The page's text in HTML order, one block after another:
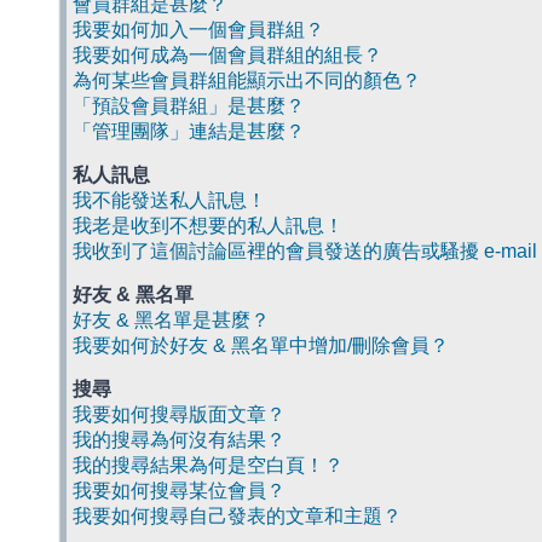
會員群組是甚麼？
我要如何加入一個會員群組？
我要如何成為一個會員群組的組長？
為何某些會員群組能顯示出不同的顏色？
「預設會員群組」是甚麼？
「管理團隊」連結是甚麼？
私人訊息
我不能發送私人訊息！
我老是收到不想要的私人訊息！
我收到了這個討論區裡的會員發送的廣告或騷擾 e-mail
好友 & 黑名單
好友 & 黑名單是甚麼？
我要如何於好友 & 黑名單中增加/刪除會員？
搜尋
我要如何搜尋版面文章？
我的搜尋為何沒有結果？
我的搜尋結果為何是空白頁！？
我要如何搜尋某位會員？
我要如何搜尋自己發表的文章和主題？